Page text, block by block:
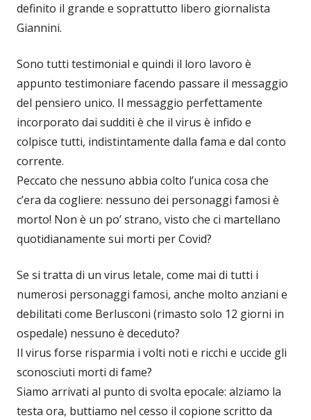
definito il grande e soprattutto libero giornalista
Giannini.
Sono tutti testimonial e quindi il loro lavoro è
appunto testimoniare facendo passare il messaggio
del pensiero unico. Il messaggio perfettamente
incorporato dai sudditi è che il virus è infido e
colpisce tutti, indistintamente dalla fama e dal conto
corrente.
Peccato che nessuno abbia colto l’unica cosa che
c’era da cogliere: nessuno dei personaggi famosi è
morto! Non è un po’ strano, visto che ci martellano
quotidianamente sui morti per Covid?
Se si tratta di un virus letale, come mai di tutti i
numerosi personaggi famosi, anche molto anziani e
debilitati come Berlusconi (rimasto solo 12 giorni in
ospedale) nessuno è deceduto?
Il virus forse risparmia i volti noti e ricchi e uccide gli
sconosciuti morti di fame?
Siamo arrivati al punto di svolta epocale: alziamo la
testa ora, buttiamo nel cesso il copione scritto da